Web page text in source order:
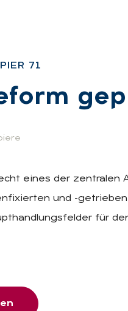
71
eines der zentralen
und -
für